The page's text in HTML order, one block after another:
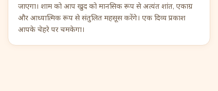
जाएगा। शाम को आप खुद को मानसिक रूप से अत्यंत शांत, एकाग्र
और आध्यात्मिक रूप से संतुलित महसूस करेंगे। एक दिव्य प्रकाश
आपके चेहरे पर चमकेगा।